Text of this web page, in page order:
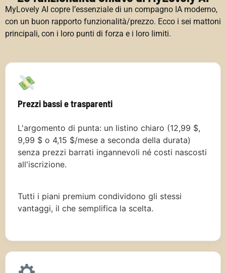
MyLovely AI copre l’essenziale di un compagno IA moderno,
con un buon rapporto funzionalità/prezzo. Ecco i sei mattoni
principali, con i loro punti di forza e i loro limiti.
Prezzi bassi e trasparenti
L'argomento di punta: un listino chiaro (12,99 $,
9,99 $ o 4,15 $/mese a seconda della durata)
senza prezzi barrati ingannevoli né costi nascosti
all'iscrizione.
Tutti i piani premium condividono gli stessi
vantaggi, il che semplifica la scelta.